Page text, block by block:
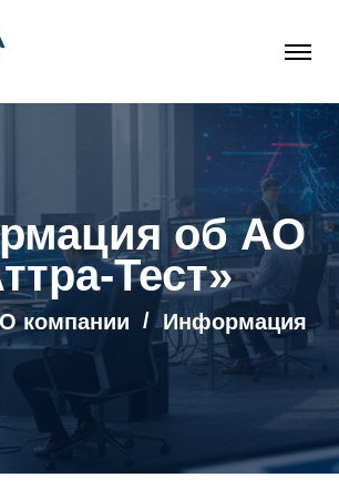
об АО
Тест»
компании Информация